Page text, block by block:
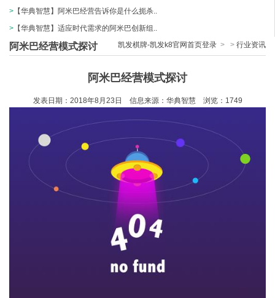
> 【华典智慧】阿米巴经营告诉你是什么扼杀..
> 【华典智慧】适应时代需求的阿米巴创新组..
阿米巴经营模式探讨 凯发棋牌-凯发k8官网首页登录 > > 行业资讯
阿米巴经营模式探讨
发表日期：2018年8 月23 日 信息来源：华典智慧 浏览： 1749